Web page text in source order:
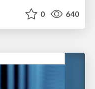
0 640